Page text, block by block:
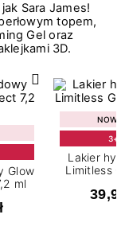
Sara James!
topem,
Gel oraz
3D.
Glow
ml
Lakier
Limitless